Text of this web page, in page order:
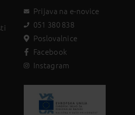
Prijava na e-novice
051 380 838
Poslovalnice
Facebook
Instagram